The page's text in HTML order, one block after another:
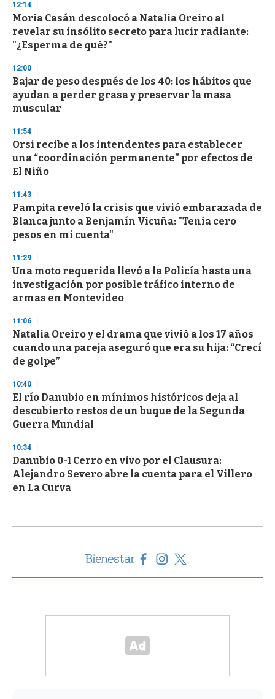
d
s
o
f
s
e
c
o
n
12:14
Moria Casán descolocó a Natalia Oreiro al
revelar su insólito secreto para lucir radiante:
"¿Esperma de qué?"
12:00
Bajar de peso después de los 40: los hábitos que
ayudan a perder grasa y preservar la masa
muscular
11:54
Orsi recibe a los intendentes para establecer
una “coordinación permanente” por efectos de
El Niño
11:43
Pampita reveló la crisis que vivió embarazada de
Blanca junto a Benjamín Vicuña: "Tenía cero
pesos en mi cuenta"
11:29
Una moto requerida llevó a la Policía hasta una
investigación por posible tráfico interno de
armas en Montevideo
11:06
Natalia Oreiro y el drama que vivió a los 17 años
cuando una pareja aseguró que era su hija: “Crecí
de golpe”
10:40
El río Danubio en mínimos históricos deja al
descubierto restos de un buque de la Segunda
Guerra Mundial
10:34
Danubio 0-1 Cerro en vivo por el Clausura:
Alejandro Severo abre la cuenta para el Villero
en La Curva